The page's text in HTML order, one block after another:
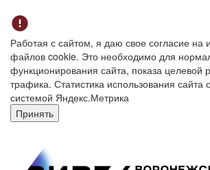
Работая с сайтом, я даю свое согласие на
файлов cookie. Это необходимо для
функционирования сайта, показа целевой
трафика. Статистика использования сайта
системой Яндекс.Метрика
Принять